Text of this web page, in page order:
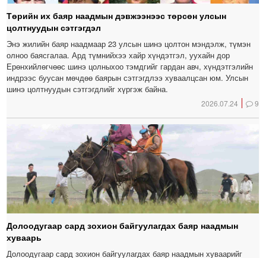
Төрийн их баяр наадмын дэвжээнээс төрсөн улсын
цолтнуудын сэтгэгдэл
Энэ жилийн баяр наадмаар 23 улсын шинэ цолтон мэндэлж, түмэн
олноо баясгалаа. Ард түмнийхээ хайр хүндэтгэл, уухайн дор
Ерөнхийлөгчөөс шинэ цолныхоо тэмдгийг гардан авч, хүндэтгэлийн
индрээс буусан мөчдөө баярын сэтгэгдлээ хуваалцсан юм. Улсын
шинэ цолтнуудын сэтгэгдлийг хүргэж байна.
2026.07.24 9
Долоодугаар сард зохион байгуулагдах баяр наадмын
хуваарь
Долоодугаар сард зохион байгуулагдах баяр наадмын хуваарийг